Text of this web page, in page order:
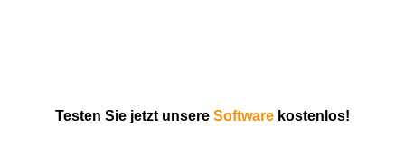
Testen Sie jetzt unsere Software kostenlos!